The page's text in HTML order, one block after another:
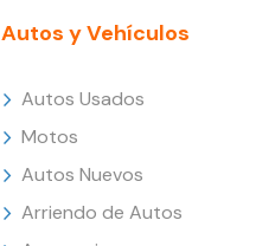
Autos y Vehículos
Autos Usados
Motos
Autos Nuevos
Arriendo de Autos